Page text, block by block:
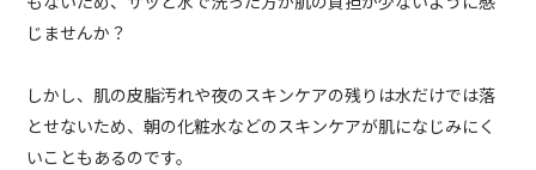
じませんか？
しかし、肌の皮脂汚れや夜のスキンケアの残りは水だけでは落
とせないため、朝の化粧水などのスキンケアが肌になじみにく
いこともあるのです。